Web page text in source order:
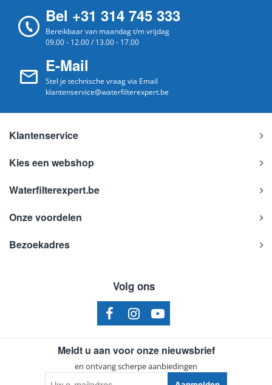
Bel +31 314 745 333
Bereikbaar van maandag t/m vrijdag
09.00 - 12.00 / 13.00 - 17.00
E-Mail
Stel je technische vraag via Email
klantenservice@waterfilterexpert.be
Klantenservice
Kies een webshop
Waterfilterexpert.be
Onze voordelen
Bezoekadres
Volg ons
Meldt u aan voor onze nieuwsbrief
en ontvang scherpe aanbiedingen